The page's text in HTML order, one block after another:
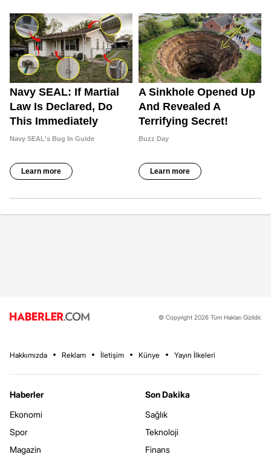
© Copyright 2026 Tüm Hakları Gizlidir.
Hakkımızda Reklam İletişim Künye Yayın İlkeleri
Haberler
Ekonomi
Spor
Magazin
Son Dakika
Sağlık
Teknoloji
Finans